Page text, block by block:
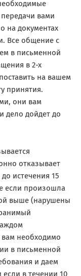
вами
на документах
Все общение с
в письменной
в 2-х
на вашем
принятия.
они вам
дело дойдет до
отказывает
истечения 15
если произошла
выше (нарушены
вам необходимо
в письменной
и даем
в течении 10